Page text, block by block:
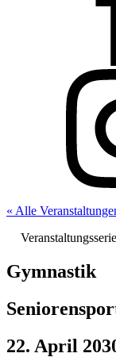
« Alle
Gymnastik
22. April